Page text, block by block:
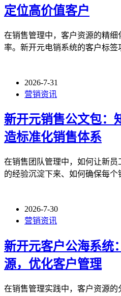
定位高价值客户
在销售管理中，客户资源的精
率。新开元电销系统的客户标
2026-7-31
营销资讯
新开元销售公文包：
造标准化销售体系
在销售团队管理中，如何让新
的经验沉淀下来、如何确保每
2026-7-30
营销资讯
新开元客户公海系统
源，优化客户管理
在销售管理实践中，客户资源